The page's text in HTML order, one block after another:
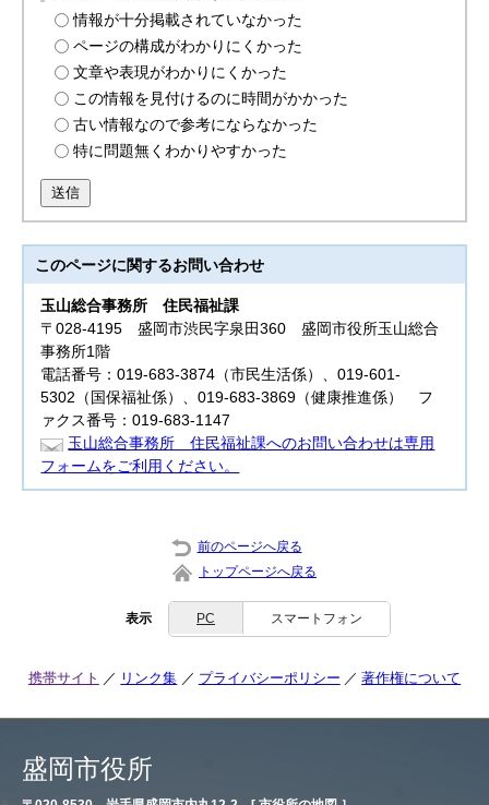
情報が十分掲載されていなかった
ページの構成がわかりにくかった
文章や表現がわかりにくかった
この情報を見付けるのに時間がかかった
古い情報なので参考にならなかった
特に問題無くわかりやすかった
送信
このページに関するお問い合わせ
玉山総合事務所住民福祉課
〒028-4195 盛岡市渋民字泉田360 盛岡市役所玉山総合
事務所1階
電話番号：019-683-3874（市民生活係）、019-601-
5302（国保福祉係）、019-683-3869（健康推進係） フ
ァクス番号：019-683-1147
玉山総合事務所 住民福祉課へのお問い合わせは専用
フォームをご利用ください。
前のページへ戻る
トップページへ戻る
表示 PC スマートフォン
携帯サイト リンク集 プライバシーポリシー 著作権について
盛岡市役所